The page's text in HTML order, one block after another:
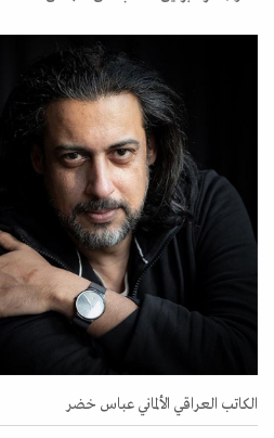
الكاتب العراقي الألماني عباس خضر